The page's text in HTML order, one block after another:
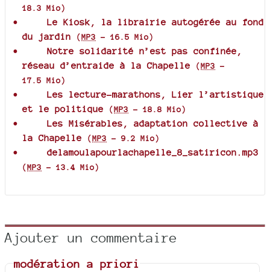
18.3 Mio)
Le Kiosk, la librairie autogérée au fond
du jardin
(MP3 - 16.5 Mio)
Notre solidarité n’est pas confinée,
réseau d’entraide à la Chapelle
(MP3 -
17.5 Mio)
Les lecture-marathons, Lier l’artistique
et le politique
(MP3 - 18.8 Mio)
Les Misérables, adaptation collective à
la Chapelle
(MP3 -9.2 Mio)
delamoulapourlachapelle_8_satiricon.mp3
(MP3 - 13.4 Mio)
Ajouter un commentaire
modération a priori